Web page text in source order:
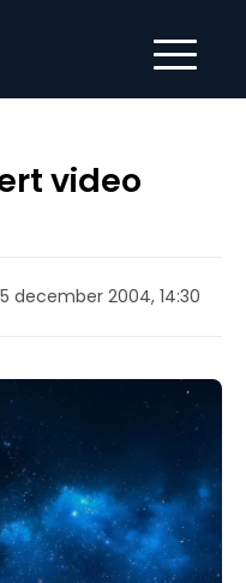
video
december 2004, 14:30